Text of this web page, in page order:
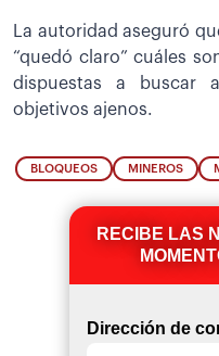
La autoridad aseguró
“quedó claro” cuáles
dispuestas a buscar
objetivos ajenos.
BLOQUEOS MINEROS
RECIBE LAS
Dirección de